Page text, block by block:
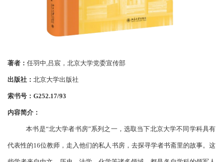
著者： 任羽中,吕宸，北京大学党委宣传部
出版社： 北京大学出版社
索书号： G252.17/93
内容简介：
本书是“北大学者书房”系列之一，选取当下北京大学不同学科具有
代表性的16位教师，走入他们的私人书房，去探寻学者书斋里的故事。这